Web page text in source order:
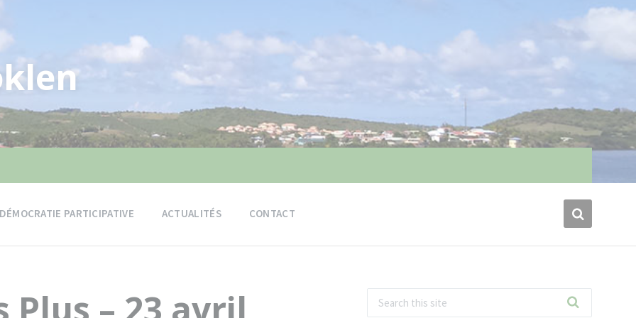
DÉMOCRATIE PARTICIPATIVE ACTUALITÉS CONTACT